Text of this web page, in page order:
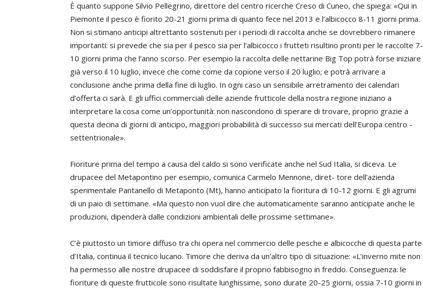
È quanto suppone Silvio Pellegrino, direttore del centro ricerche Creso di Cuneo, che spiega: «Qui in
Piemonte il pesco è fiorito 20-21 giorni prima di quanto fece nel 2013 e l’albicocco 8-11 giorni prima.
Non si stimano anticipi altrettanto sostenuti per i periodi di raccolta anche se dovrebbero rimanere
importanti: si prevede che sia per il pesco sia per l’albicocco i frutteti risultino pronti per le raccolte 7-
10 giorni prima che l’anno scorso. Per esempio la raccolta delle nettarine Big Top potrà forse iniziare
già verso il 10 luglio, invece che come come da copione verso il 20 luglio; e potrà arrivare a
conclusione anche prima della fine di luglio. In ogni caso un sensibile arretramento dei calendari
d’offerta ci sarà. E gli uffici commerciali delle aziende frutticole della nostra regione iniziano a
interpretare la cosa come un’opportunità: non nascondono di sperare di trovare, proprio grazie a
questa decina di giorni di anticipo, maggiori probabilità di successo sui mercati dell’Europa centro -
settentrionale».
Fioriture prima del tempo a causa del caldo si sono verificate anche nel Sud Italia, si diceva. Le
drupacee del Metapontino per esempio, comunica Carmelo Mennone, diret- tore dell’azienda
sperimentale Pantanello di Metaponto (Mt), hanno anticipato la fioritura di 10-12 giorni. E gli agrumi
di un paio di settimane. «Ma questo non vuol dire che automaticamente saranno anticipate anche le
produzioni, dipenderà dalle condizioni ambientali delle prossime settimane».
C’è piuttosto un timore diffuso tra chi opera nel commercio delle pesche e albicocche di questa parte
d’Italia, continua il tecnico lucano. Timore che deriva da un’altro tipo di situazione: «L’inverno mite non
ha permesso alle nostre drupacee di soddisfare il proprio fabbisogno in freddo. Conseguenza: le
fioriture di queste frutticole sono risultate lunghissime, sono durate 20-25 giorni, ossia 7-10 giorni in